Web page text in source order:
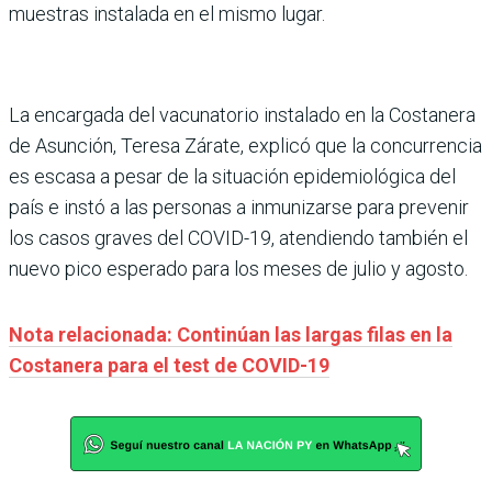
muestras instalada en el mismo lugar.
La encargada del vacunatorio instalado en la Costanera
de Asunción, Teresa Zárate, explicó que la concurrencia
es escasa a pesar de la situación epidemiológica del
país e instó a las personas a inmunizarse para prevenir
los casos graves del COVID-19, atendiendo también el
nuevo pico esperado para los meses de julio y agosto.
Nota relacionada: Continúan las largas filas en la
Costanera para el test de COVID-19